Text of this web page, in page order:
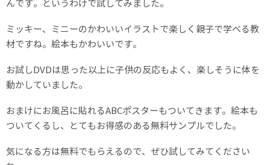
んです。というわけで試してみました。
ミッキー、ミニーのかわいいイラストで楽しく親子で学べる教
材ですね。絵本もかわいいです。
お試しDVDは思った以上に子供の反応もよく、楽しそうに体を
動かしていました。
おまけにお風呂に貼れるABCポスターもついてきます。絵本も
ついてくるし、とてもお得感のある無料サンプルでした。
気になる方は無料でもらえるので、ぜひ試してみてください